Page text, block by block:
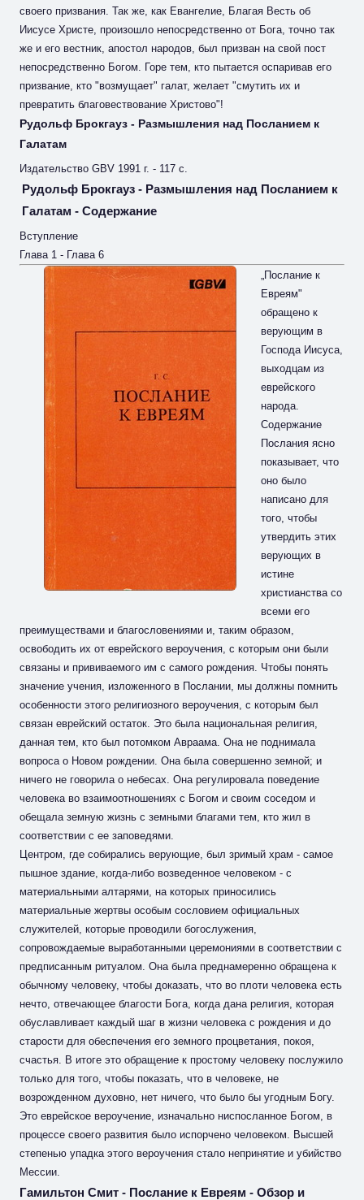
своего призвания. Так же, как Евангелие, Благая Весть об
Иисусе Христе, произошло непосредственно от Бога, точно так
же и его вестник, апостол народов, был призван на свой пост
непосредственно Богом. Горе тем, кто пытается оспаривав его
призвание, кто "возмущает" галат, желает "смутить их и
превратить благовествование Христово"!
Рудольф Брокгауз - Размышления над Посланием к
Галатам
Издательство GBV 1991 г. - 117 с.
Рудольф Брокгауз - Размышления над Посланием к
Галатам - Содержание
Вступление
Глава 1 - Глава 6
„Послание к
Евреям"
обращено к
верующим в
Господа Иисуса,
выходцам из
еврейского
народа.
Содержание
Послания ясно
показывает, что
оно было
написано для
того, чтобы
утвердить этих
верующих в
истине
христианства со
всеми его
преимуществами и благословениями и, таким образом,
освободить их от еврейского вероучения, с которым они были
связаны и прививаемого им с самого рождения. Чтобы понять
значение учения, изложенного в Послании, мы должны помнить
особенности этого религиозного вероучения, с которым был
связан еврейский остаток. Это была национальная религия,
данная тем, кто был потомком Авраама. Она не поднимала
вопроса о Новом рождении. Она была совершенно земной; и
ничего не говорила о небесах. Она регулировала поведение
человека во взаимоотношениях с Богом и своим соседом и
обещала земную жизнь с земными благами тем, кто жил в
соответствии с ее заповедями.
Центром, где собирались верующие, был зримый храм - самое
пышное здание, когда-либо возведенное человеком - с
материальными алтарями, на которых приносились
материальные жертвы особым сословием официальных
служителей, которые проводили богослужения,
сопровождаемые выработанными церемониями в соответствии с
предписанным ритуалом. Она была преднамеренно обращена к
обычному человеку, чтобы доказать, что во плоти человека есть
нечто, отвечающее благости Бога, когда дана религия, которая
обуславливает каждый шаг в жизни человека с рождения и до
старости для обеспечения его земного процветания, покоя,
счастья. В итоге это обращение к простому человеку послужило
только для того, чтобы показать, что в человеке, не
возрожденном духовно, нет ничего, что было бы угодным Богу.
Это еврейское вероучение, изначально ниспосланное Богом, в
процессе своего развития было испорчено человеком. Высшей
степенью упадка этого вероучения стало непринятие и убийство
Мессии.
Гамильтон Смит - Послание к Евреям - Обзор и